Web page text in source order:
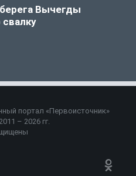
Вычегды
портал «Первоисточник»
– 2026 гг.